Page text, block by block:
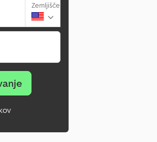
Zemljišče